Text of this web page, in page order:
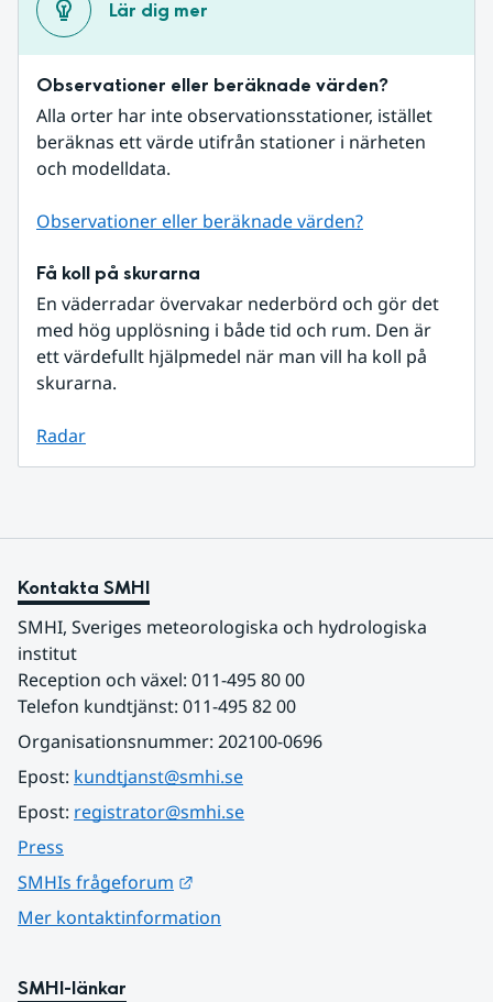
Lär dig mer
Observationer eller beräknade värden?
Alla orter har inte observationsstationer, istället
beräknas ett värde utifrån stationer i närheten
och modelldata.
Observationer eller beräknade värden?
Få koll på skurarna
En väderradar övervakar nederbörd och gör det
med hög upplösning i både tid och rum. Den är
ett värdefullt hjälpmedel när man vill ha koll på
skurarna.
Radar
Kontakta SMHI
SMHI, Sveriges meteorologiska och hydrologiska
institut
Reception och växel: 011-495 80 00
Telefon kundtjänst: 011-495 82 00
Organisationsnummer: 202100-0696
Epost: kundtjanst@smhi.se
Epost: registrator@smhi.se
Press
SMHIs frågeforum
Mer kontaktinformation
SMHI-länkar